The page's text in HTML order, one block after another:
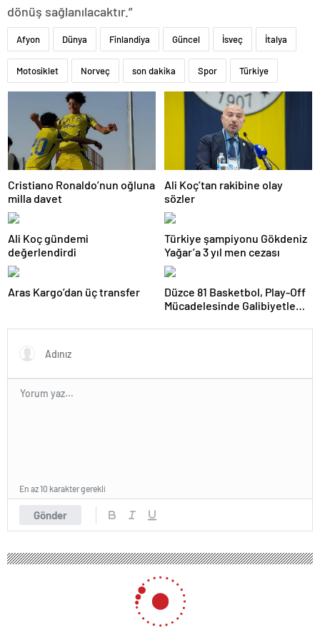
dönüş sağlanılacaktır.”
Afyon Dünya Finlandiya Güncel İsveç İtalya
Motosiklet Norveç son dakika Spor Türkiye
Cristiano Ronaldo’nun oğluna
milla davet
Ali Koç’tan rakibine olay
sözler
Ali Koç gündemi
değerlendirdi
Türkiye şampiyonu Gökdeniz
Yağar’a 3 yıl men cezası
Aras Kargo’dan üç transfer
Düzce 81 Basketbol, Play-Off
Mücadelesinde Galibiyetle
Gönder
En az 10 karakter gerekli